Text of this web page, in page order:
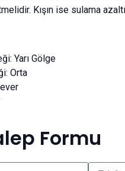
Kışın ise sulama
Yarı Gölge
Orta
Formu